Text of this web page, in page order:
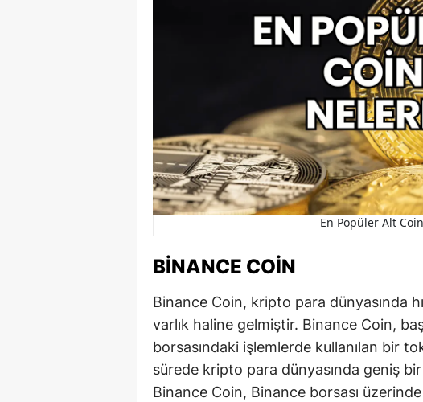
En Popüler Alt
BINANCE COIN
Binance Coin, kripto para dünyasında
varlık haline gelmiştir. Binance Coin,
borsasındaki işlemlerde kullanılan bir
sürede kripto para dünyasında geniş
Binance Coin, Binance borsası